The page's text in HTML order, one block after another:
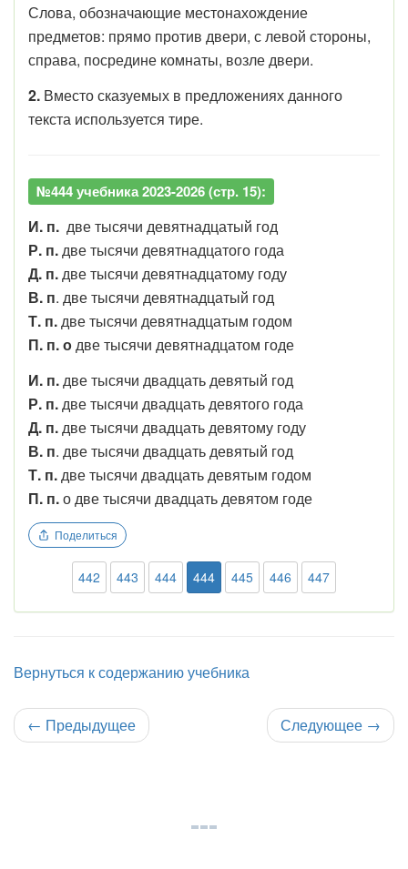
Слова, обозначающие местонахождение
предметов: прямо против двери, с левой стороны,
справа, посредине комнаты, возле двери.
2. Вместо сказуемых в предложениях данного
текста используется тире.
№444 учебника 2023-2026 (стр. 15):
И. п. две тысячи девятнадцатый год
Р. п. две тысячи девятнадцатого года
Д. п. две тысячи девятнадцатому году
В. п. две тысячи девятнадцатый год
Т. п. две тысячи девятнадцатым годом
П. п. о две тысячи девятнадцатом годе
И. п. две тысячи двадцать девятый год
Р. п. две тысячи двадцать девятого года
Д. п. две тысячи двадцать девятому году
В. п. две тысячи двадцать девятый год
Т. п. две тысячи двадцать девятым годом
П. п.о две тысячи двадцать девятом годе
Поделиться
442 443 444 444 445 446 447
Вернуться к содержанию учебника
← Предыдущее Следующее →